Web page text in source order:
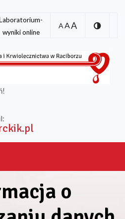
wyniki online
AAA
o